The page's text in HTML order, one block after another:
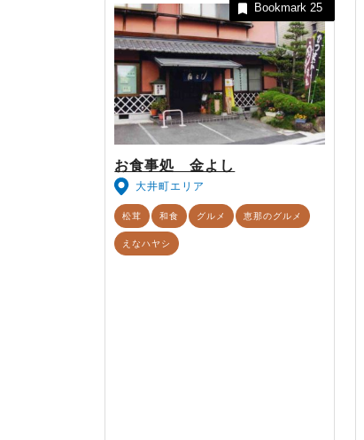
お食事処 金よし
大井町エリア
松茸 和食 グルメ 恵那のグルメ
えなハヤシ
Bookmark 25